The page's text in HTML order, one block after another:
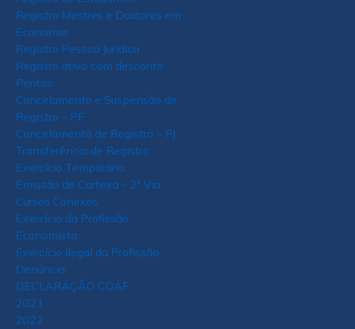
Registro Mestres e Doutores em
Economia
Registro Pessoa Jurídica
Registro ativo com desconto
Peritos
Cancelamento e Suspensão de
Registro – PF
Cancelamento de Registro – PJ
Transferência de Registro
Exercício Temporário
Emissão de Carteira – 2ª Via
Cursos Conexos
Exercício da Profissão
Economista
Exercício Ilegal da Profissão
Denúncia
DECLARAÇÃO COAF
2021
2022